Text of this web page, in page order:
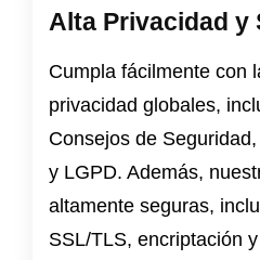
Alta Privacidad y
Cumpla fácilmente con
privacidad globales,
Consejos de Seguridad,
y LGPD. Además,
altamente seguras,
SSL/TLS, encriptación